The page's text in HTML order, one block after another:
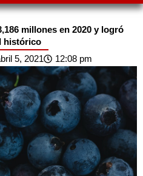
millones en 2020 y logró
histórico
5, 2021 12:08 pm